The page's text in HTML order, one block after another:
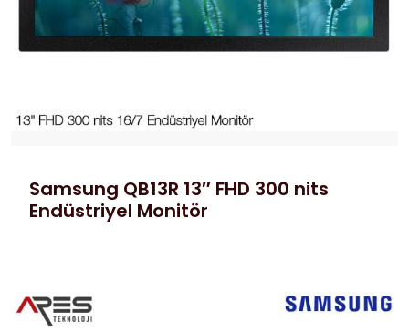
Samsung QB13R 13″ FHD 300 nits
Endüstriyel Monitör